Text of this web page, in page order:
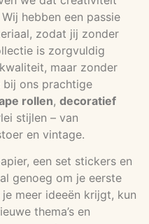
hebben een passie
zodat jij zonder
is zorgvuldig
maar zonder
ons prachtige
rollen, decoratief
stijlen – van
en vintage.
een set stickers en
genoeg om je eerste
je meer ideeën krijgt, kun
thema’s en